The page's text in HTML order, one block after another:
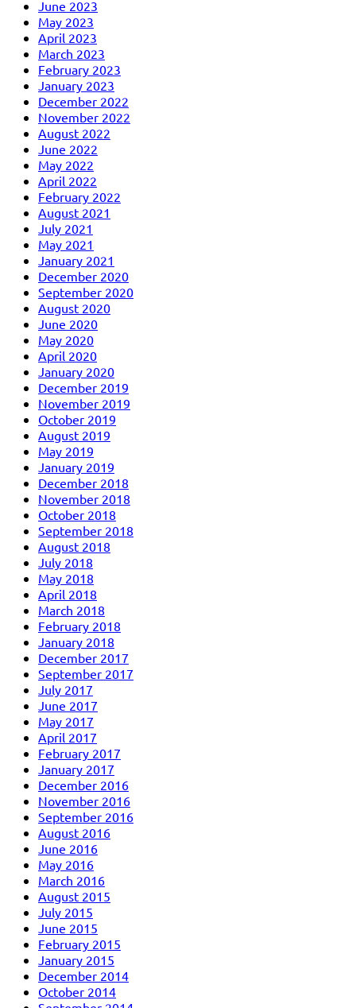
June 2023
May 2023
April 2023
March 2023
February 2023
January 2023
December 2022
November 2022
August 2022
June 2022
May 2022
April 2022
February 2022
August 2021
July 2021
May 2021
January 2021
December 2020
September 2020
August 2020
June 2020
May 2020
April 2020
January 2020
December 2019
November 2019
October 2019
August 2019
May 2019
January 2019
December 2018
November 2018
October 2018
September 2018
August 2018
July 2018
May 2018
April 2018
March 2018
February 2018
January 2018
December 2017
September 2017
July 2017
June 2017
May 2017
April 2017
February 2017
January 2017
December 2016
November 2016
September 2016
August 2016
June 2016
May 2016
March 2016
August 2015
July 2015
June 2015
February 2015
January 2015
December 2014
October 2014